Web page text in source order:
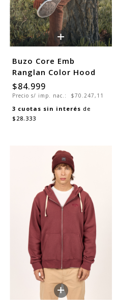
+
Buzo Core Emb
Ranglan Color Hood
$84.999
Precio s/ imp. nac.: $70.247,11
3 cuotas sin interés de
$28.333
+